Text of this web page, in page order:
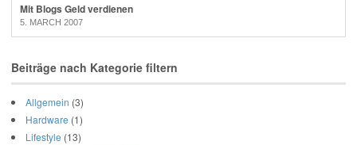
Mit Blogs Geld verdienen
5. MARCH 2007
Beiträge nach Kategorie filtern
Allgemein (3)
Hardware (1)
Lifestyle (13)